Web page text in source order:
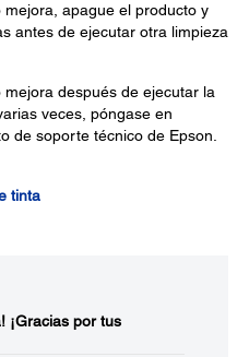
apague el producto y
antes de ejecutar otra limpieza
después de ejecutar la
veces, póngase en
de soporte técnico de Epson.
tinta
¡Gracias por tus